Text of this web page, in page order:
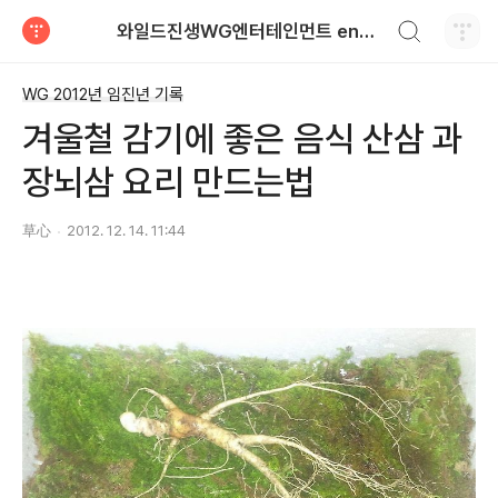
와일드진생WG엔터테인먼트 entertainment
WG 2012년 임진년 기록
겨울철 감기에 좋은 음식 산삼 과
장뇌삼 요리 만드는법
草心 2012. 12. 14. 11:44